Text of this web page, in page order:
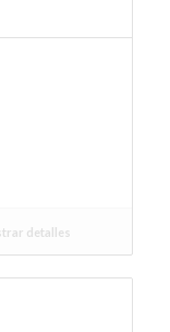
detalles